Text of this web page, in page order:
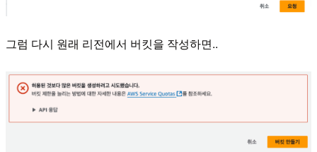
그럼 다시 원래 리전에서 버킷을 작성하면..